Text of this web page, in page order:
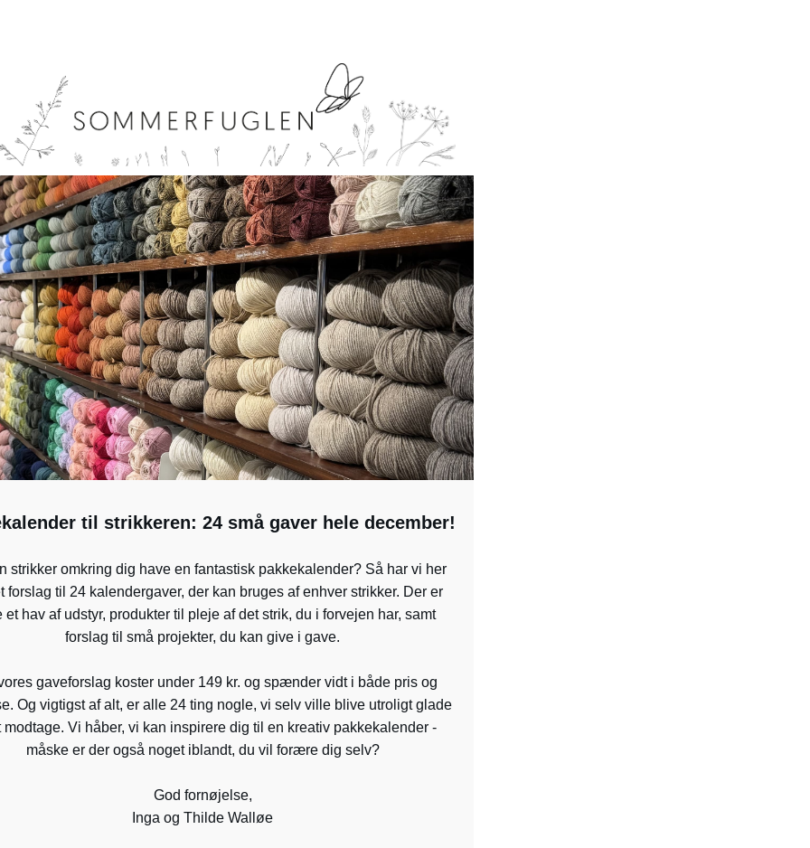
til strikkeren: 24 små gaver hele december!
strikker omkring dig have en fantastisk pakkekalender? Så har vi her
forslag til 24 kalendergaver, der kan bruges af enhver strikker. Der er
et hav af udstyr, produkter til pleje af det strik, du i forvejen har, samt
forslag til små projekter, du kan give i gave.
gaveforslag koster under 149 kr. og spænder vidt i både pris og
Og vigtigst af alt, er alle 24 ting nogle, vi selv ville blive utroligt glade
modtage. Vi håber, vi kan inspirere dig til en kreativ pakkekalender -
måske er der også noget iblandt, du vil forære dig selv?
God fornøjelse,
Inga og Thilde Walløe